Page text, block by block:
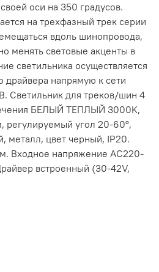
оси на 350 градусов.
на трехфазный трек серии
вдоль шинопровода,
менять световые акценты в
светильника осуществляется
драйвера напрямую к сети
Светильник для треков/шин 4
БЕЛЫЙ ТЕПЛЫЙ 3000K,
регулируемый угол 20-60°,
металл, цвет черный, IP20.
Входное напряжение AC220-
встроенный (30-42V,